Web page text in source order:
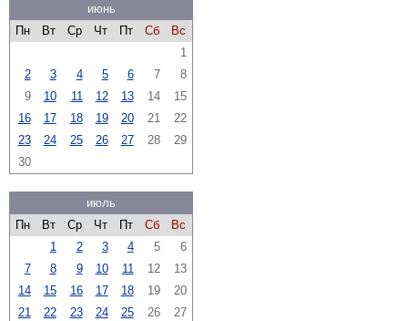
июнь
Пн
Вт Ср Чт Пт Сб
Вс
1
2
3 4 5 6 7
8
9
10 11 12 13 14
15
16
17 18 19 20 21
22
23
24 25 26 27 28
29
30
июль
Пн
Вт Ср Чт Пт Сб
Вс
1
2 3 4 5
6
7
8 9 10 11 12
13
14
15 16 17 18 19
20
21
22 23 24 25 26
27